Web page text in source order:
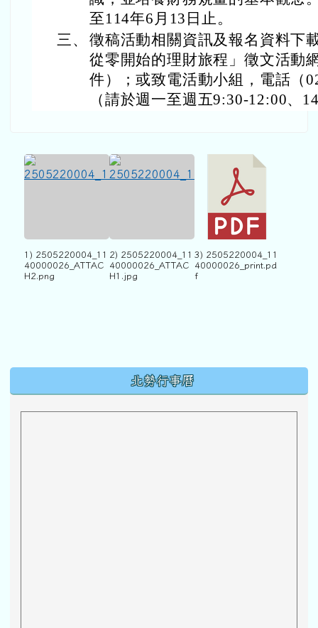
至114年6月13日止。
三、 徵稿活動相關資訊及報名資料下
從零開始的理財旅程」徵文活動
件）；或致電活動小組，電話（
（請於週一至週五9:30-12:00、
1) 2505220004_11
40000026_ATTAC
H2.png
2) 2505220004_11
40000026_ATTAC
H1.jpg
3) 2505220004_11
40000026_print.pd
f
北勢行事曆